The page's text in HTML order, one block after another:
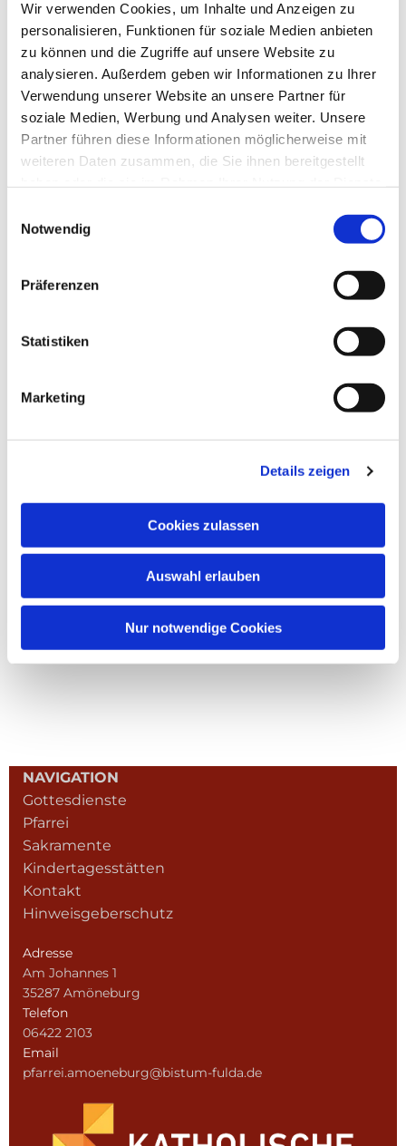
Wir verwenden Cookies, um Inhalte und Anzeigen zu
personalisieren, Funktionen für soziale Medien anbieten
zu können und die Zugriffe auf unsere Website zu
analysieren. Außerdem geben wir Informationen zu Ihrer
Verwendung unserer Website an unsere Partner für
soziale Medien, Werbung und Analysen weiter. Unsere
Partner führen diese Informationen möglicherweise mit
weiteren Daten zusammen, die Sie ihnen bereitgestellt
Notwendig
Präferenzen
Statistiken
Marketing
Details zeigen
Cookies zulassen
Auswahl erlauben
Nur notwendige Cookies
Dies könnte Sie auch
NAVIGATION
Gottesdienste
Pfarrei
Sakramente
Kindertagesstätten
Kontakt
Hinweisgeberschutz
Adresse
Am Johannes 1
35287 Amöneburg
Telefon
06422 2103
Email
pfarrei.amoeneburg@bistum-fulda.de